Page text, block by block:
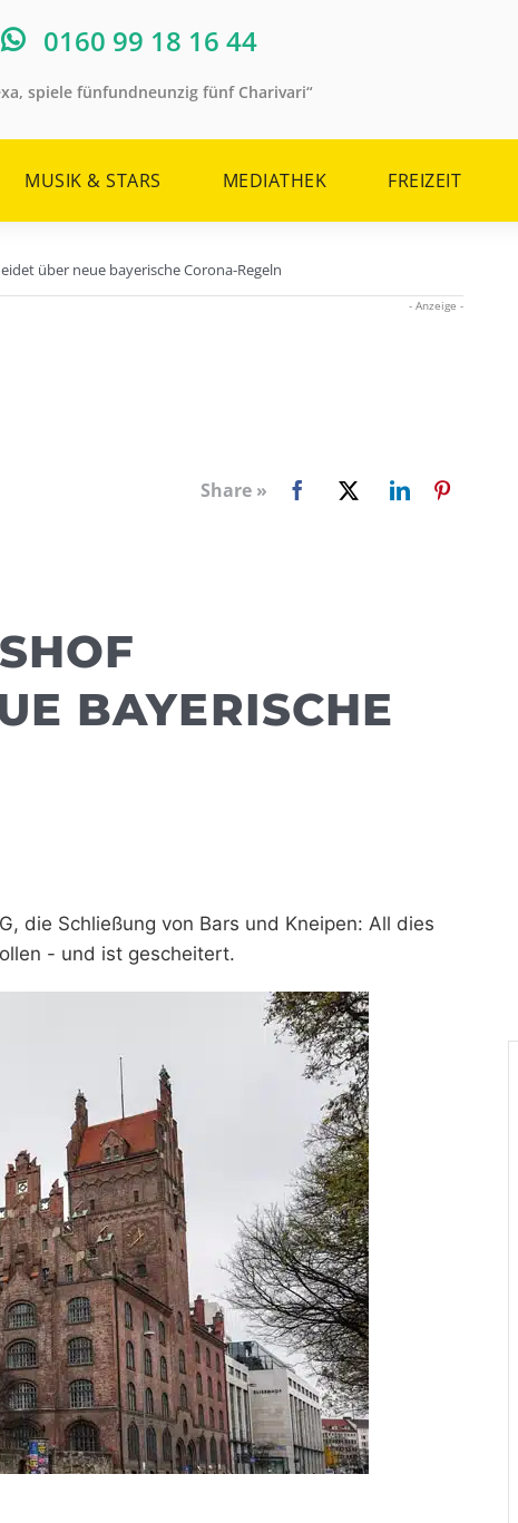
0160 99 18 16 44
spiele fünfundneunzig fünf Charivari“
MUSIK & STARS MEDIATHEK FREIZEIT
über neue bayerische Corona-Regeln
- Anzeige -
Share »
BAYERISCHE
die Schließung von Bars und Kneipen: All dies
- und ist gescheitert.